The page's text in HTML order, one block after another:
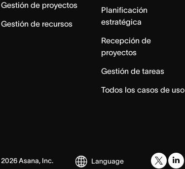
Gestión de proyectos
Gestión de recursos
Planificación
estratégica
Recepción de
proyectos
Gestión de tareas
Todos los casos de uso
2026Asana, Inc. Language